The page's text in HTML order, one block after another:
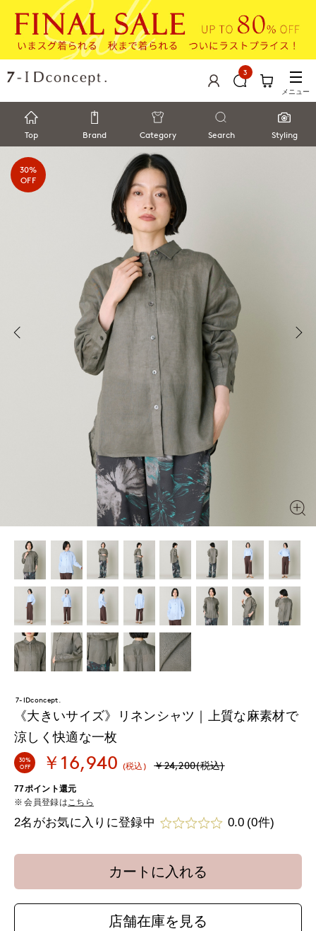
3
メニュー
Top Brand Category Search Styling
30%
OFF
7-IDconcept.
《大きいサイズ》リネンシャツ｜上質な麻素材で
涼しく快適な一枚
30%
OFF
￥16,940 (税込) ￥24,200(税込)
77ポイント還元
会員登録は こちら
2名がお気に入りに登録中 0.0 (0件)
カートに入れる
店舗在庫を見る